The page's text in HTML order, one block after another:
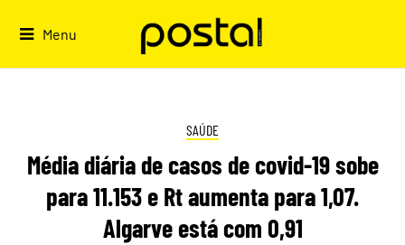
Menu
SAÚDE
Média diária de casos de covid-19 sobe
para 11.153 e Rt aumenta para 1,07.
Algarve está com 0,91